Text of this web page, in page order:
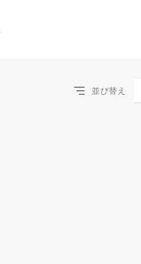
並び替え